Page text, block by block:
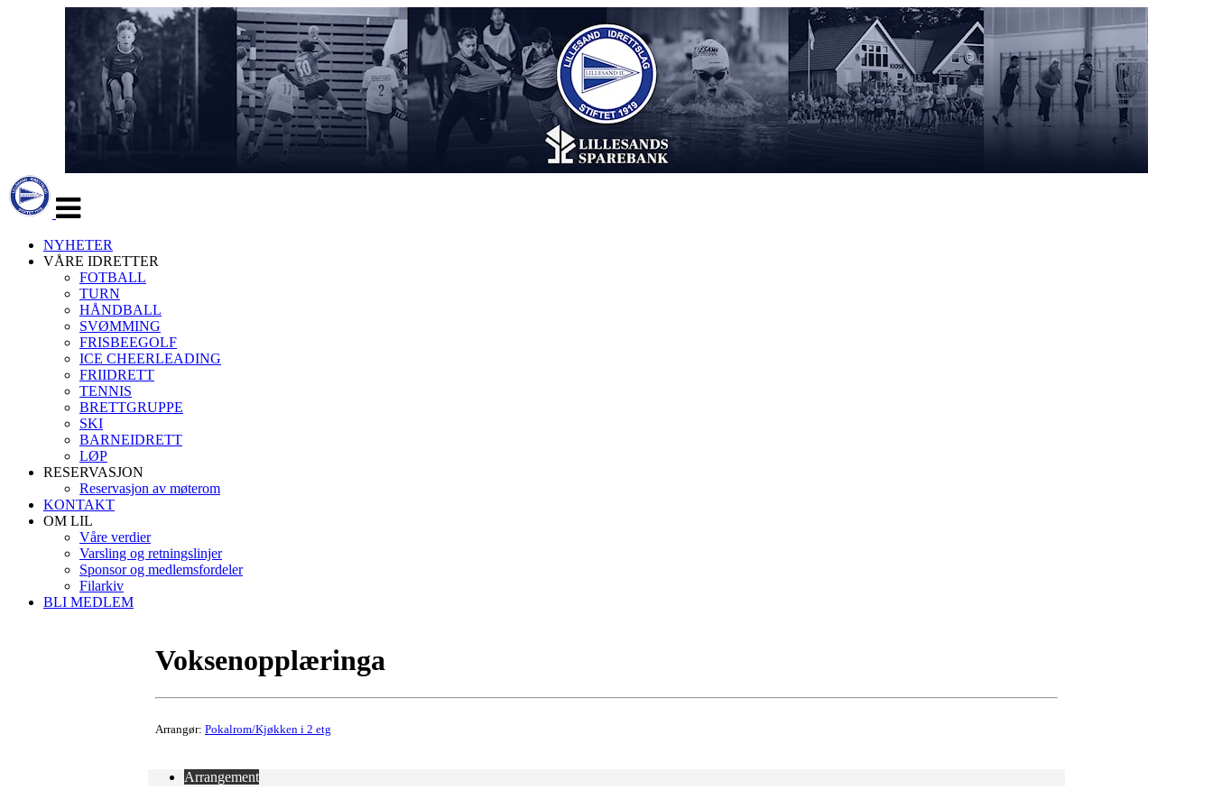
navigasjon
NYHETER
VÅRE IDRETTER
FOTBALL
TURN
HÅNDBALL
SVØMMING
FRISBEEGOLF
ICE CHEERLEADING
FRIIDRETT
TENNIS
BRETTGRUPPE
SKI
BARNEIDRETT
LØP
RESERVASJON
Reservasjon av møterom
KONTAKT
OM LIL
Våre verdier
Varsling og retningslinjer
Sponsor og medlemsfordeler
Filarkiv
BLI MEDLEM
Voksenopplæringa
Arrangør: Pokalrom/Kjøkken i 2 etg
Arrangement